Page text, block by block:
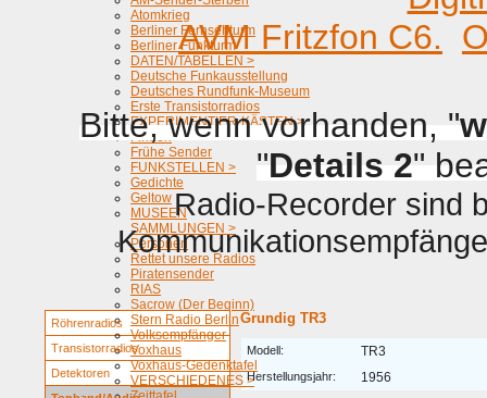
Atomkrieg
Berliner Fernsehturm
Berliner Funkturm
DATEN/TABELLEN >
Deutsche Funkausstellung
Deutsches Rundfunk-Museum
Erste Transistorradios
EXPERIMENTIER-KÄSTEN >
Firmen
Frühe Sender
FUNKSTELLEN >
Gedichte
Geltow
MUSEEN
SAMMLUNGEN >
Personen
Rettet unsere Radios
Piratensender
RIAS
Sacrow (Der Beginn)
Stern Radio Berlin
Volksempfänger
Voxhaus
Voxhaus-Gedenktafel
VERSCHIEDENES >
AVM Fritzfon C6.
Bitte, wenn vorhanden, "
"Details 2"
Radio-Recorder sind
Röhrenradios
Transistorradios
Detektoren
Grundig TR3
Modell: TR3
Herstellungsjahr: 1956